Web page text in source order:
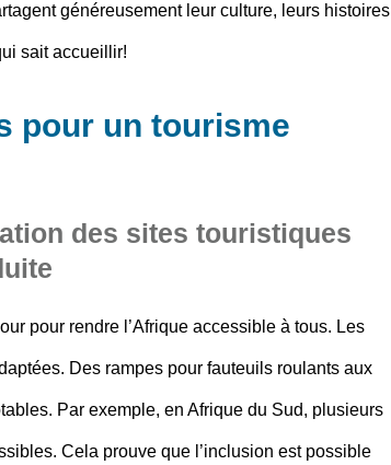
généreusement leur culture, leurs histoires
sait accueillir!
pour un tourisme
des sites touristiques
pour rendre l’Afrique accessible à tous. Les
Des rampes pour fauteuils roulants aux
Par exemple, en Afrique du Sud, plusieurs
Cela prouve que l’inclusion est possible